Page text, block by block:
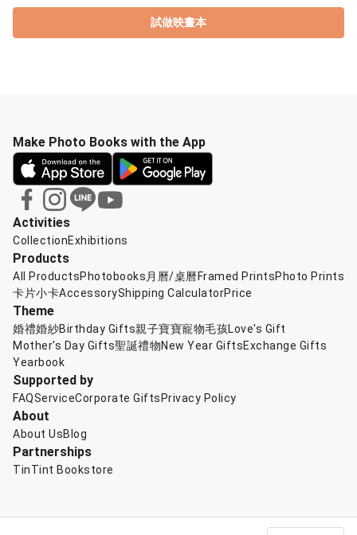
試做映畫本
Activities
CollectionExhibitions
Products
All ProductsPhotobooks 月曆/桌曆 Framed PrintsPhoto Prints
卡片小卡AccessoryShipping CalculatorPrice
Theme
婚禮婚紗Birthday Gifts親子寶寶寵物毛孩Love's Gift
Mother's Day Gifts聖誕禮物New Year GiftsExchange Gifts
Yearbook
Supported by
FAQServiceCorporate Gifts Privacy Policy
About
About UsBlog
Partnerships
TinTint Bookstore
Make Photo Books with the App